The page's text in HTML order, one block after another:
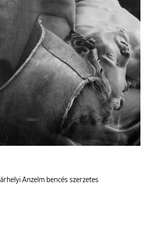
Anzelm bencés szerzetes